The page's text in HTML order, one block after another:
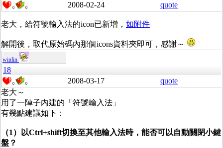
0 0 2008-02-24 quote
老大，給符號輸入法的icon已新增， 如附件
解開後，取代原始碼內那個icons資料夾即可，感謝～
winlin
18
0 0 2008-03-17
quote
老大～
用了一陣子內建的「符號輸入法」
有幾點建議如下：
（1）以Ctrl+shift切換至其他輸入法時，能否可以自動關閉小鍵
盤？